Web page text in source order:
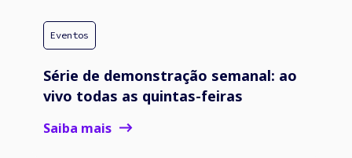
Eventos
Série de demonstração semanal: ao
vivo todas as quintas-feiras
Saiba mais